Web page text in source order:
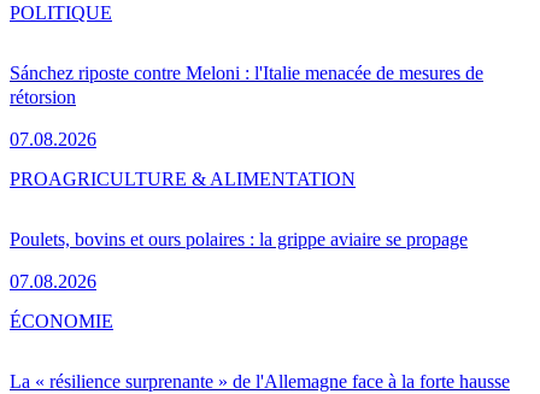
Sánchez riposte contre Meloni : l'Italie menacée de mesures de
rétorsion
07.08.2026
POLITIQUE
Poulets, bovins et ours polaires : la grippe aviaire se propage
07.08.2026
PROAGRICULTURE & ALIMENTATION
La « résilience surprenante » de l'Allemagne face à la forte hausse
ÉCONOMIE